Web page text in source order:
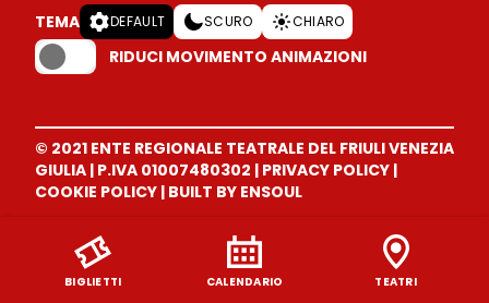
BIGLIETTI CALENDARIO TEATRI
TEMA DEFAULT SCURO CHIARO
RIDUCI MOVIMENTO ANIMAZIONI
© 2021 ENTE REGIONALE TEATRALE DEL FRIULI VENEZIA
GIULIA | P.IVA 01007480302 | PRIVACY POLICY |
COOKIE POLICY | BUILT BY ENSOUL